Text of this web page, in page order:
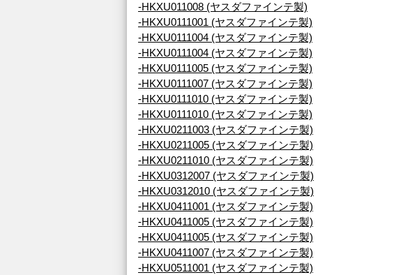
-HKXU011008 (ヤスダファインテ製)
-HKXU0111001 (ヤスダファインテ製)
-HKXU0111004 (ヤスダファインテ製)
-HKXU0111004 (ヤスダファインテ製)
-HKXU0111005 (ヤスダファインテ製)
-HKXU0111007 (ヤスダファインテ製)
-HKXU0111010 (ヤスダファインテ製)
-HKXU0111010 (ヤスダファインテ製)
-HKXU0211003 (ヤスダファインテ製)
-HKXU0211005 (ヤスダファインテ製)
-HKXU0211010 (ヤスダファインテ製)
-HKXU0312007 (ヤスダファインテ製)
-HKXU0312010 (ヤスダファインテ製)
-HKXU0411001 (ヤスダファインテ製)
-HKXU0411005 (ヤスダファインテ製)
-HKXU0411005 (ヤスダファインテ製)
-HKXU0411007 (ヤスダファインテ製)
-HKXU0511001 (ヤスダファインテ製)